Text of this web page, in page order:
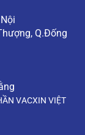
Q.Đống
VACXIN VIỆT